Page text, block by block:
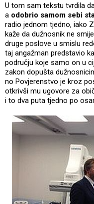
U tom sam tekstu tvrdila
a odobrio samom sebi
radio jednom tjedno, iako
kaže da dužnosnik ne
druge poslove u smislu
taj angažman predstavio
području koje samo on u
zakon dopušta
no Povjerenstvo je kroz
otkrivši mu ugovore za
i to dva puta tjedno po